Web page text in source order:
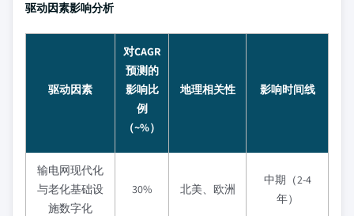
驱动因素影响分析
驱动因素
对CAGR
预测的
影响比
例
（~%）
地理相关性 影响时间线
输电网现代化
与老化基础设
施数字化
30% 北美、欧洲
中期（2-4
年）